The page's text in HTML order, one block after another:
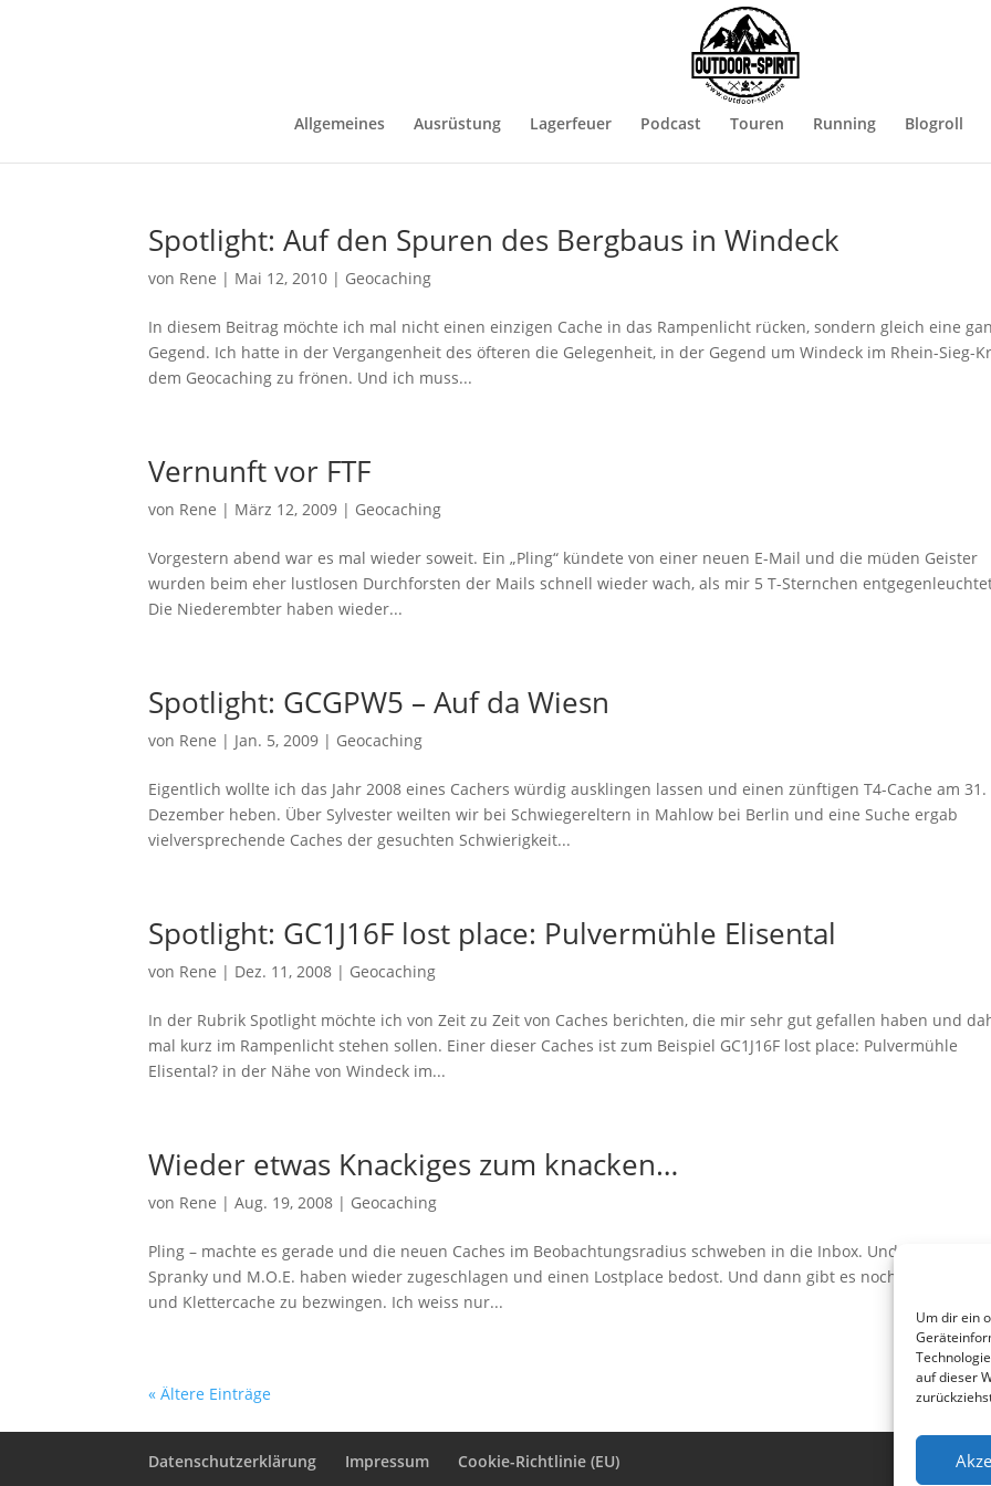
Um dir ein
auf dieser
Allgemeines Ausrüstung Lagerfeuer Podcast Touren Running Blogroll
Spotlight: Auf den Spuren des Bergbaus in Windeck
von Rene | Mai 12, 2010 | Geocaching
In diesem Beitrag möchte ich mal nicht einen einzigen Cache in das Rampenlicht rücken, sondern gleich eine
Gegend. Ich hatte in der Vergangenheit des öfteren die Gelegenheit, in der Gegend um Windeck im Rhein-Sieg-
dem Geocaching zu frönen. Und ich muss...
Vernunft vor FTF
von Rene | März 12, 2009 | Geocaching
Vorgestern abend war es mal wieder soweit. Ein „Pling“ kündete von einer neuen E-Mail und die müden Geister
wurden beim eher lustlosen Durchforsten der Mails schnell wieder wach, als mir 5 T-Sternchen
Die Niederembter haben wieder...
Spotlight: GCGPW5 – Auf da Wiesn
von Rene | Jan. 5, 2009 | Geocaching
Eigentlich wollte ich das Jahr 2008 eines Cachers würdig ausklingen lassen und einen zünftigen T4-Cache am 31.
Dezember heben. Über Sylvester weilten wir bei Schwiegereltern in Mahlow bei Berlin und eine Suche ergab
vielversprechende Caches der gesuchten Schwierigkeit...
Spotlight: GC1J16F lost place: Pulvermühle Elisental
von Rene | Dez. 11, 2008 | Geocaching
In der Rubrik Spotlight möchte ich von Zeit zu Zeit von Caches berichten, die mir sehr gut gefallen haben und
mal kurz im Rampenlicht stehen sollen. Einer dieser Caches ist zum Beispiel GC1J16F lost place: Pulvermühle
Elisental? in der Nähe von Windeck im...
Wieder etwas Knackiges zum knacken…
von Rene |Aug. 19, 2008 | Geocaching
Pling – machte es gerade und die neuen Caches im Beobachtungsradius schweben in die Inbox. Und siehe da,
Spranky und M.O.E. haben wieder zugeschlagen und einen Lostplace bedost. Und dann gibt es noch einen
und Klettercache zu bezwingen. Ich weiss nur...
« Ältere Einträge
Datenschutzerklärung Impressum Cookie-Richtlinie (EU)